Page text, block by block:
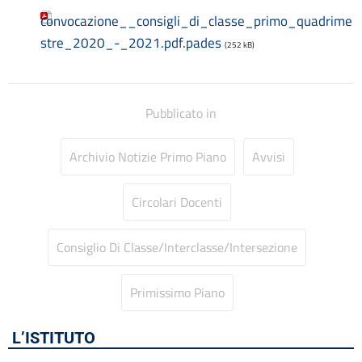
Consulenti e collaboratori
Contatti
Dirigente Scolastico
feedback
Incarichi conferiti e autorizzati ai dipendenti
Inclusione e BES
convocazione__consigli_di_classe_primo_quadrime
stre_2020_-_2021.pdf.pades (252 kB)
Pubblicato in
Archivio Notizie Primo Piano Avvisi
Circolari Docenti
Consiglio Di Classe/Interclasse/Intersezione
Primissimo Piano
L’ISTITUTO